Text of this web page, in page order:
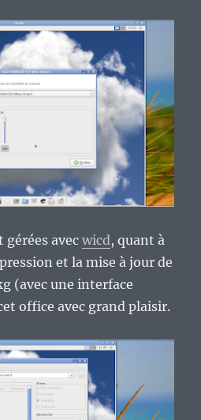
gérées avecwicd, quant à
et la mise à jour de
(avec une interface
office avec grand plaisir.